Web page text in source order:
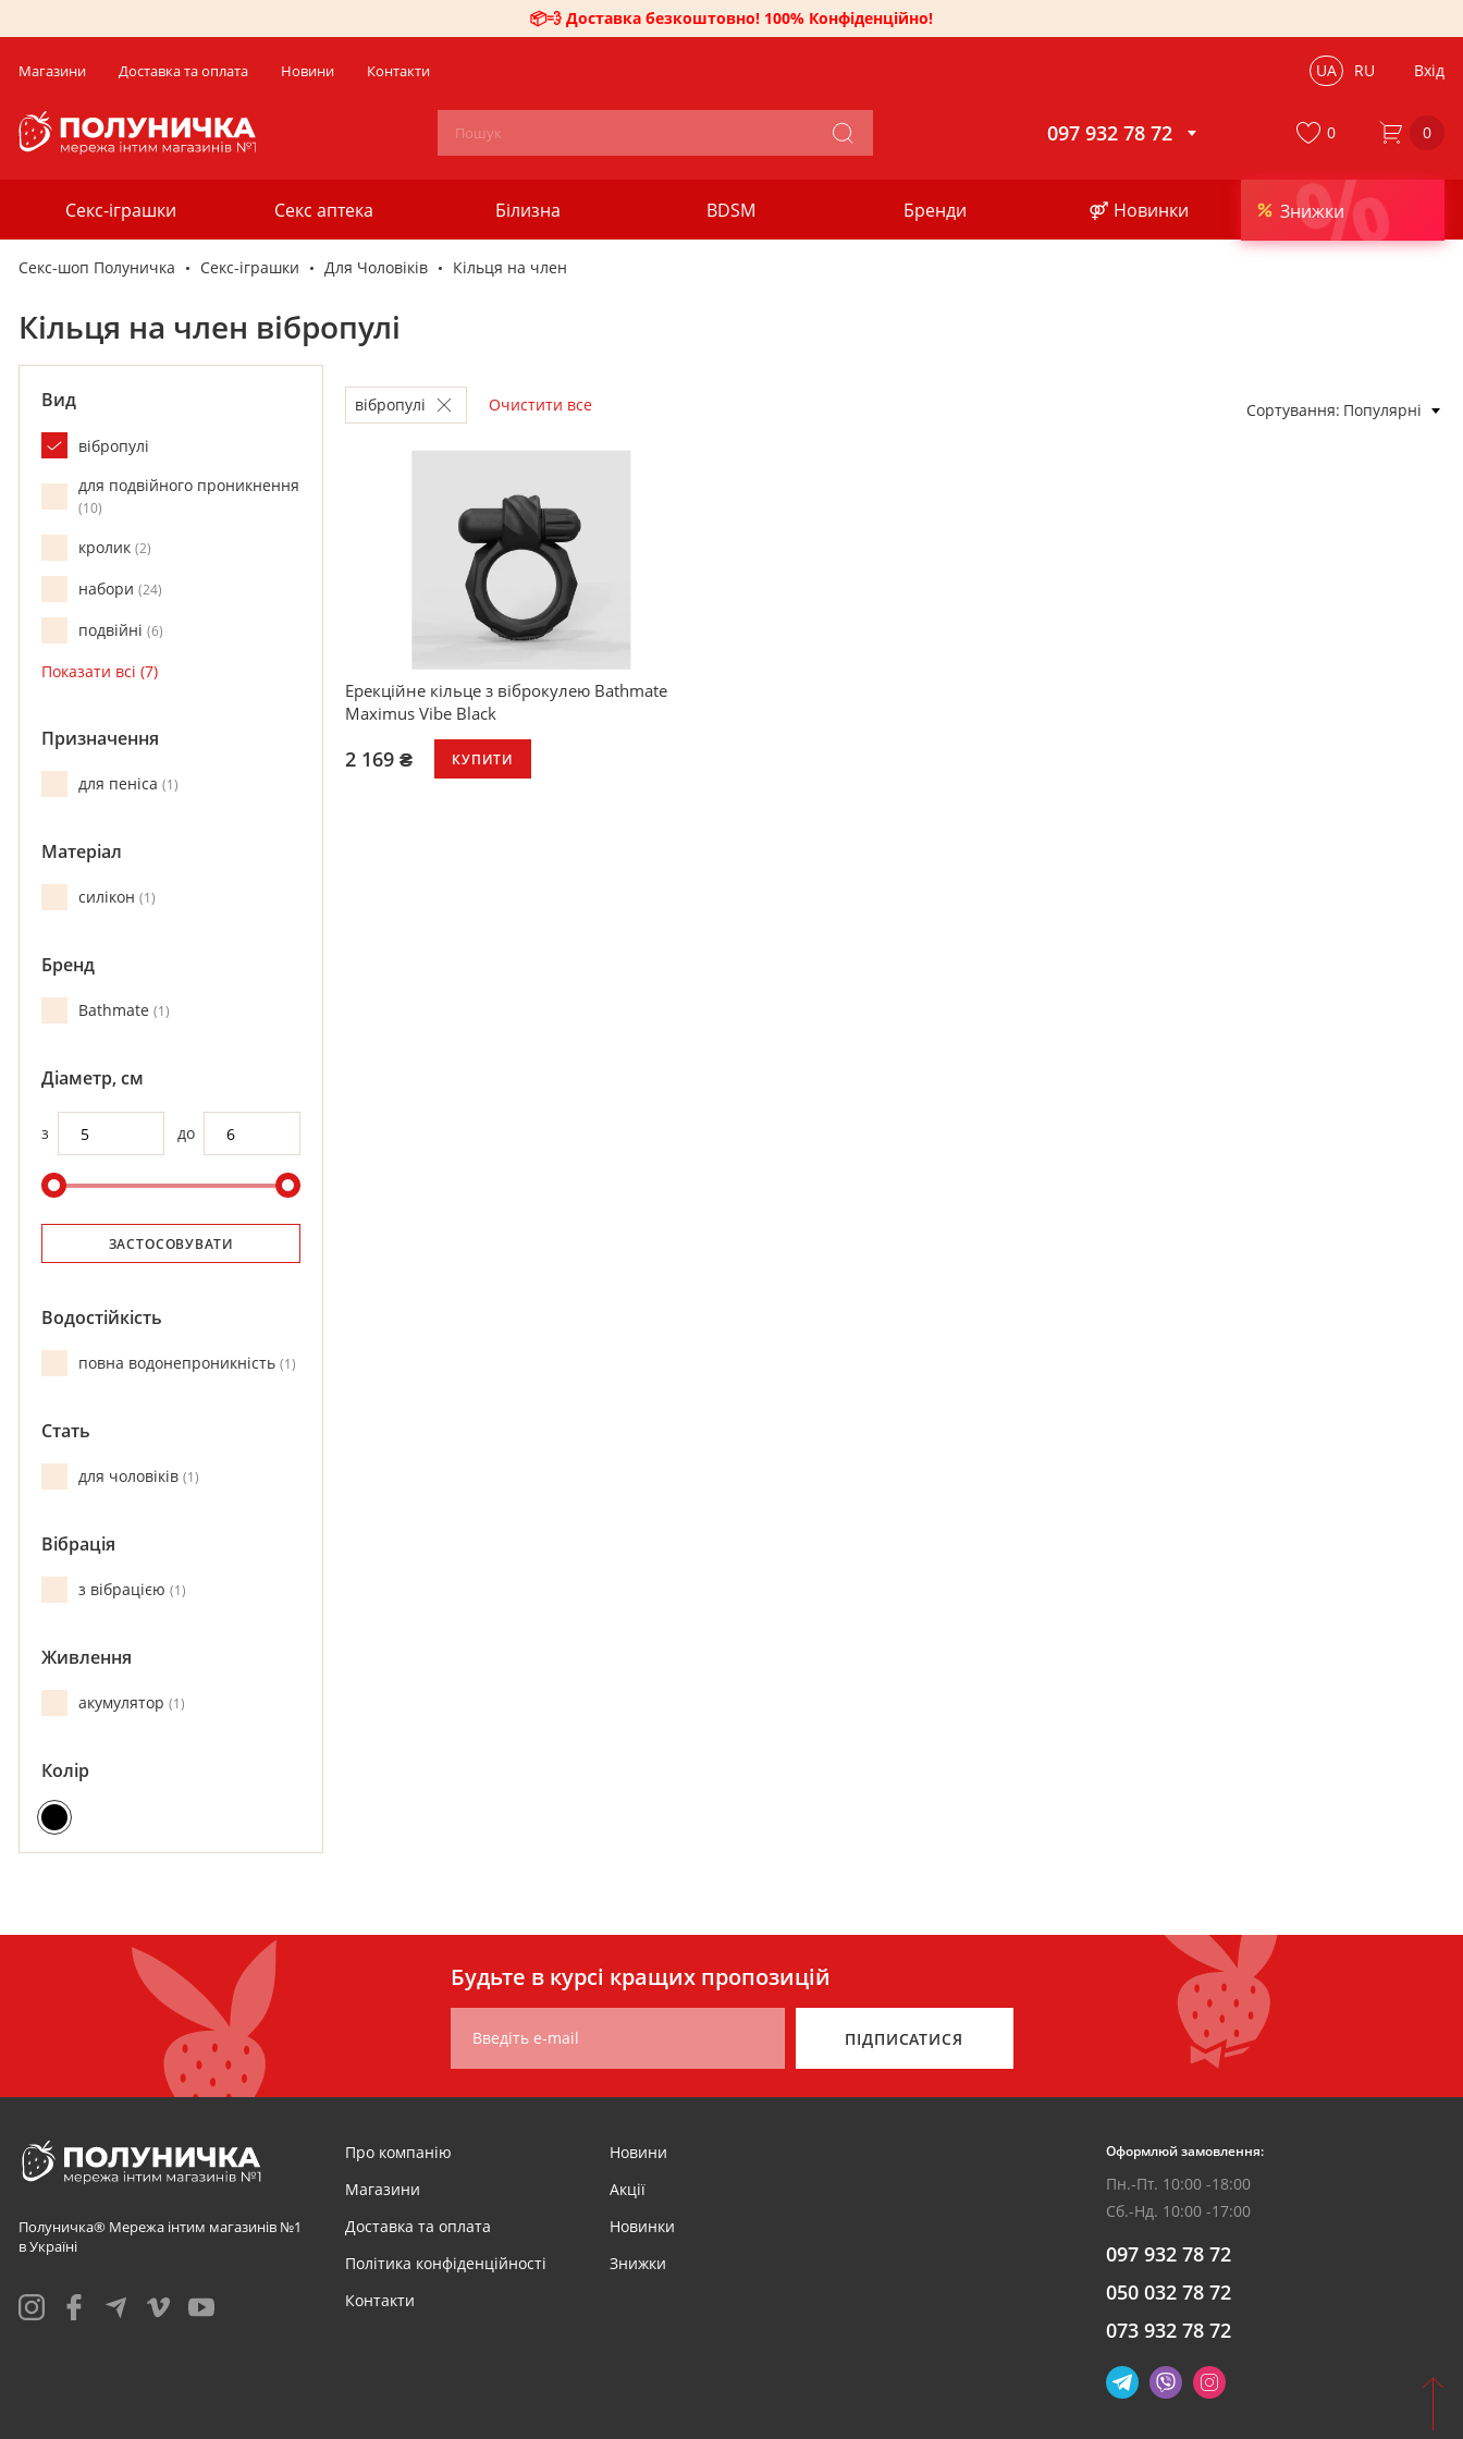
📦💨 Доставка безкоштовно! 100% Конфіденційно!
Магазини Доставка та оплата Новини Контакти UA RU Вхід
097 932 78 72 0
Секс-іграшки Секс аптека Білизна BDSM Бренди ⚤ Новинки %
Знижки
0
Секс-шоп Полуничка Секс-iграшки Для Чоловіків Кільця на член
Кільця на член вібропулі
Очистити все
вібропулі Сортування Популярні
Ерекційне кільце з віброкулею Bathmate
Maximus Vibe Black
2 169 ₴ КУПИТИ
Вид
вібропулі
для подвійного проникнення
10
кролик 2
набори 24
подвійні 6
Призначення
для пеніса 1
Матеріал
силікон 1
Бренд
Bathmate 1
Діаметр, см
з до
ЗАСТОСОВУВАТИ
Водостійкість
повна водонепроникність 1
Стать
для чоловіків 1
Вібрація
з вібрацією 1
Живлення
акумулятор 1
Колір
Будьте в курсі кращих пропозицій
Введіть e-mail ПІДПИСАТИСЯ
Полуничка® Мережа інтим магазинів №1
в Україні
Про компанію
Магазини
Доставка та оплата
Політика конфіденційності
Контакти
Новини
Акції
Новинки
Знижки
Оформлюй замовлення:
Пн.-Пт. 10:00 -18:00
Сб.-Нд. 10:00 -17:00
097 932 78 72
050 032 78 72
073 932 78 72